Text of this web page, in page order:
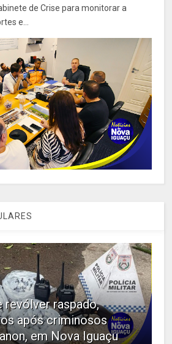
de Crise para monitorar a
e...
revólver raspado,
após criminosos
em Nova Iguaçu